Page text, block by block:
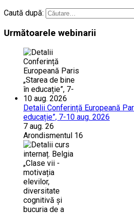
Caută după:
Următoarele webinarii
Detalii Conferință Europeană
educație”, 7-10 aug. 2026
7 aug. 26
Arondismentul 16